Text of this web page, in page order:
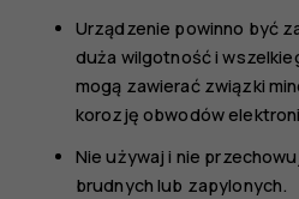
Urządzenie powinno być
duża wilgotność i
mogą zawierać związki
korozję obwodów
Nie używaj i nie
brudnych lub zapylonych.